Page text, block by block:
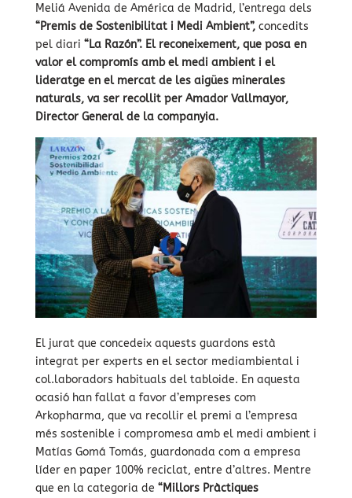
Meliá Avenida de América de Madrid, l’entrega dels
“Premis de Sostenibilitat i Medi Ambient”,concedits
pel diari “La Razón”. El reconeixement, que posa en
valor el compromís amb el medi ambient i el
lideratge en el mercat de les aigües minerales
naturals, va ser recollit per Amador Vallmayor,
Director General de la companyia.
El jurat que concedeix aquests guardons està
integrat per experts en el sector mediambiental i
col.laboradors habituals del tabloide. En aquesta
ocasió han fallat a favor d’empreses com
Arkopharma, que va recollir el premi a l’empresa
més sostenible i compromesa amb el medi ambient i
Matías Gomá Tomás, guardonada com a empresa
líder en paper 100% reciclat, entre d’altres. Mentre
que en la categoria de “Millors Pràctiques